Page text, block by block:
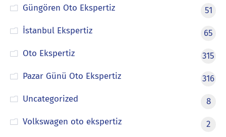
Güngören Oto Ekspertiz
51
İstanbul Ekspertiz
65
Oto Ekspertiz
315
Pazar Günü Oto Ekspertiz
316
Uncategorized
8
Volkswagen oto ekspertiz
2